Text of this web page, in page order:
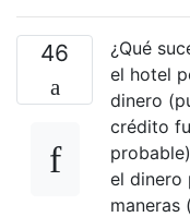
46
¿Qué
el hotel
dinero
crédito
el dinero
maneras